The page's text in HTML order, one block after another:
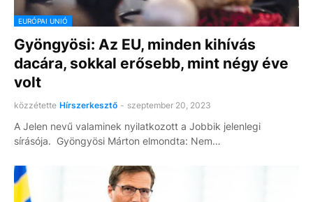
EURÓPAI UNIÓ
Gyöngyösi: Az EU, minden kihívás
dacára, sokkal erősebb, mint négy éve
volt
közzétette Hírszerkesztő - szeptember 20, 2023
A Jelen nevű valaminek nyilatkozott a Jobbik jelenlegi
sírásója. Gyöngyösi Márton elmondta: Nem…